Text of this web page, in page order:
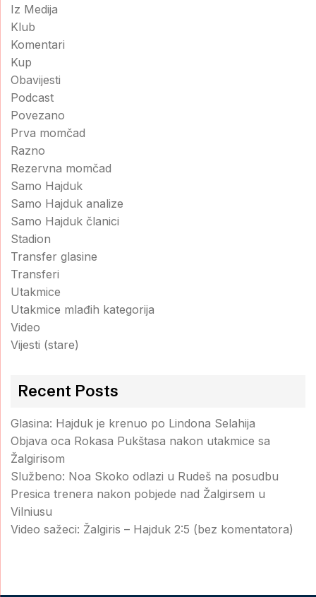
Iz Medija
Klub
Komentari
Kup
Obavijesti
Podcast
Povezano
Prva momčad
Razno
Rezervna momčad
Samo Hajduk
Samo Hajduk analize
Samo Hajduk članici
Stadion
Transfer glasine
Transferi
Utakmice
Utakmice mlađih kategorija
Video
Vijesti (stare)
Recent Posts
Glasina: Hajduk je krenuo po Lindona Selahija
Objava oca Rokasa Pukštasa nakon utakmice sa
Žalgirisom
Službeno: Noa Skoko odlazi u Rudeš na posudbu
Presica trenera nakon pobjede nad Žalgirsem u
Vilniusu
Video sažeci: Žalgiris – Hajduk 2:5 (bez komentatora)